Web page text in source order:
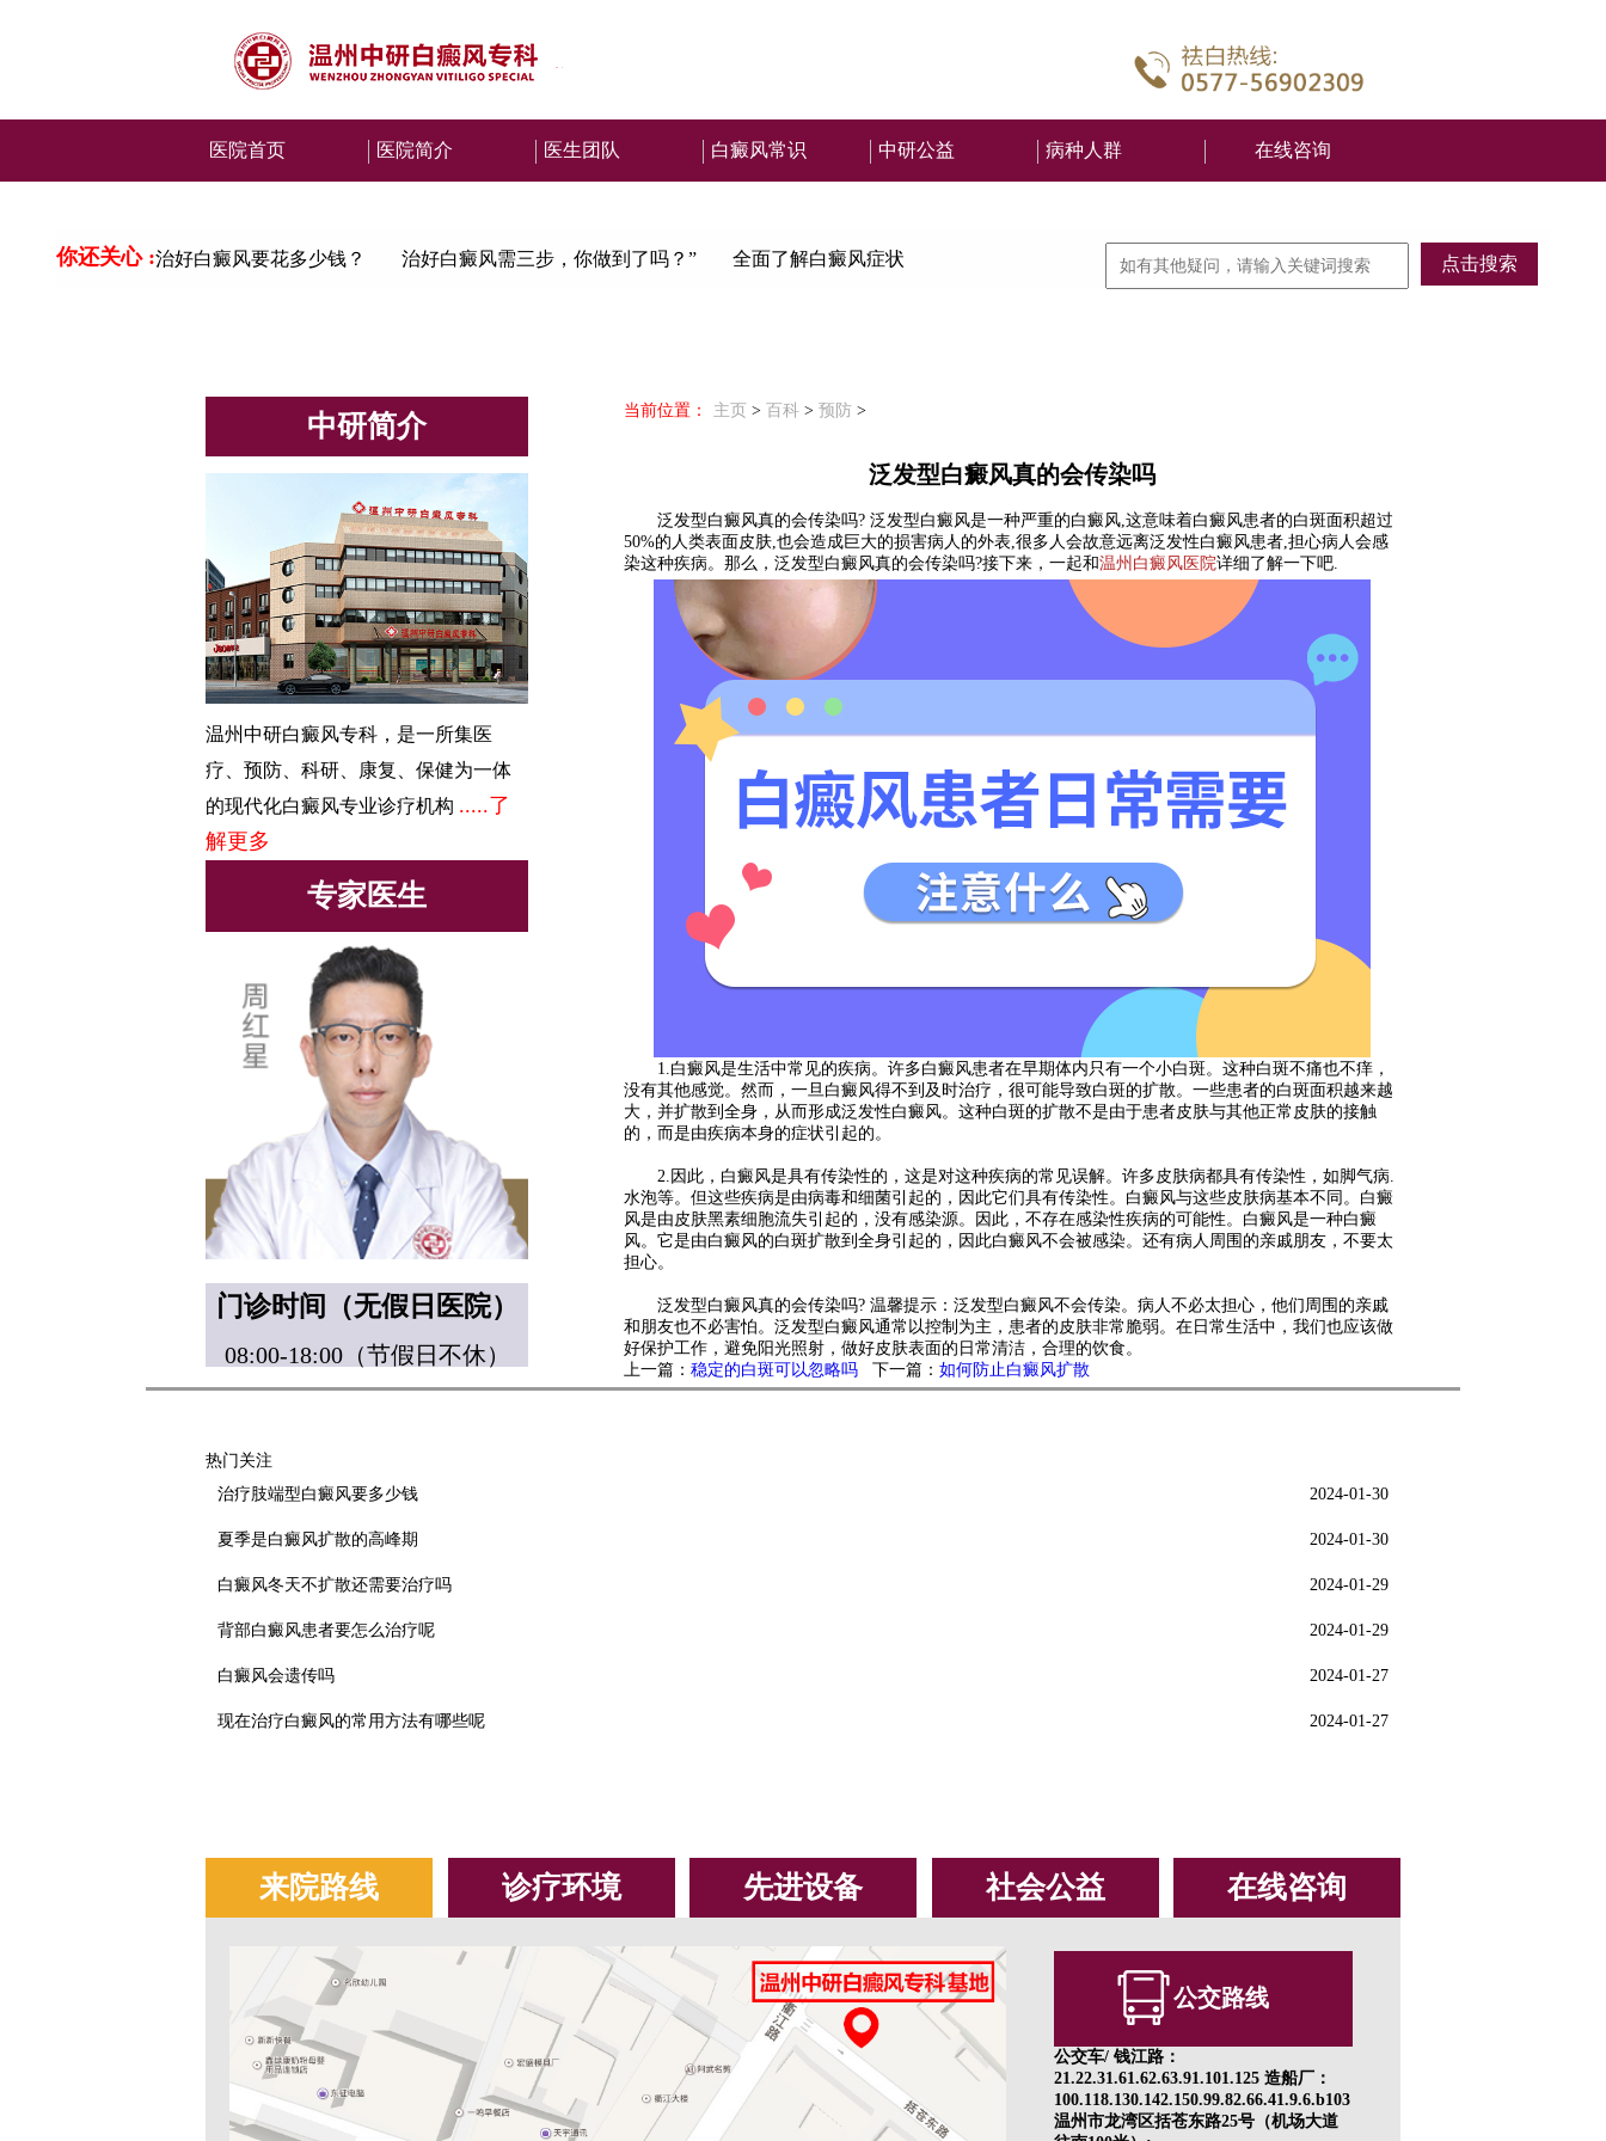
医院首页 医院简介 医生团队 白癜风常识 中研公益 病种人群 在线咨询
你还关心 :治好白癜风要花多少钱？ 治好白癜风需三步，你做到了吗？” 全面了解白癜风症状
中研简介
温州中研白癜风专科，是一所集医
疗、预防、科研、康复、保健为一体
的现代化白癜风专业诊疗机构 .....了
解更多
专家医生
门诊时间（无假日医院）
08:00-18:00（节假日不休）
当前位置： 主页 > 百科 > 预防 >
泛发型白癜风真的会传染吗
泛发型白癜风真的会传染吗? 泛发型白癜风是一种严重的白癜风,这意味着白癜风患者的白斑面积超过
50%的人类表面皮肤,也会造成巨大的损害病人的外表,很多人会故意远离泛发性白癜风患者,担心病人会感
染这种疾病。那么，泛发型白癜风真的会传染吗?接下来，一起和温州白癜风医院详细了解一下吧.
1.白癜风是生活中常见的疾病。许多白癜风患者在早期体内只有一个小白斑。这种白斑不痛也不痒，
没有其他感觉。然而，一旦白癜风得不到及时治疗，很可能导致白斑的扩散。一些患者的白斑面积越来越
大，并扩散到全身，从而形成泛发性白癜风。这种白斑的扩散不是由于患者皮肤与其他正常皮肤的接触
的，而是由疾病本身的症状引起的。
2.因此，白癜风是具有传染性的，这是对这种疾病的常见误解。许多皮肤病都具有传染性，如脚气病.
水泡等。但这些疾病是由病毒和细菌引起的，因此它们具有传染性。白癜风与这些皮肤病基本不同。白癜
风是由皮肤黑素细胞流失引起的，没有感染源。因此，不存在感染性疾病的可能性。白癜风是一种白癜
风。它是由白癜风的白斑扩散到全身引起的，因此白癜风不会被感染。还有病人周围的亲戚朋友，不要太
担心。
泛发型白癜风真的会传染吗? 温馨提示：泛发型白癜风不会传染。病人不必太担心，他们周围的亲戚
和朋友也不必害怕。泛发型白癜风通常以控制为主，患者的皮肤非常脆弱。在日常生活中，我们也应该做
好保护工作，避免阳光照射，做好皮肤表面的日常清洁，合理的饮食。
上一篇： 稳定的白斑可以忽略吗 下一篇： 如何防止白癜风扩散
热门关注
2024-01-30
治疗肢端型白癜风要多少钱
2024-01-30
夏季是白癜风扩散的高峰期
2024-01-29
白癜风冬天不扩散还需要治疗吗
2024-01-29
背部白癜风患者要怎么治疗呢
2024-01-27
白癜风会遗传吗
2024-01-27
现在治疗白癜风的常用方法有哪些呢
来院路线 诊疗环境 先进设备 社会公益 在线咨询
公交路线
公交车/ 钱江路：
21.22.31.61.62.63.91.101.125 造船厂：
100.118.130.142.150.99.82.66.41.9.6.b103
温州市龙湾区括苍东路25号（机场大道